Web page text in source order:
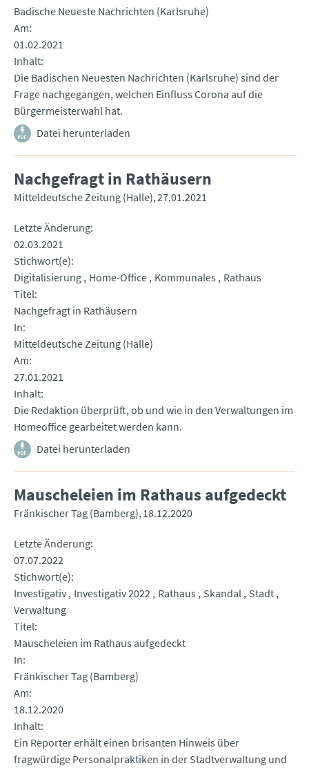
Badische Neueste Nachrichten (Karlsruhe)
Am
01.02.2021
Inhalt
Die Badischen Neuesten Nachrichten (Karlsruhe) sind der
Frage nachgegangen, welchen Einfluss Corona auf die
Bürgermeisterwahl hat.
Datei herunterladen
Nachgefragt in Rathäusern
Mitteldeutsche Zeitung (Halle) 27.01.2021
Letzte Änderung
02.03.2021
Stichwort(e)
Digitalisierung Home-Office Kommunales
Rathaus
Titel
Nachgefragt in Rathäusern
In
Mitteldeutsche Zeitung (Halle)
Am
27.01.2021
Inhalt
Die Redaktion überprüft, ob und wie in den Verwaltungen im
Homeoffice gearbeitet werden kann.
Datei herunterladen
Mauscheleien im Rathaus aufgedeckt
Fränkischer Tag (Bamberg) 18.12.2020
Letzte Änderung
07.07.2022
Stichwort(e)
Investigativ Investigativ 2022 Rathaus Skandal Stadt
Verwaltung
Titel
Mauscheleien im Rathaus aufgedeckt
In
Fränkischer Tag (Bamberg)
Am
18.12.2020
Inhalt
Ein Reporter erhält einen brisanten Hinweis über
fragwürdige Personalpraktiken in der Stadtverwaltung und